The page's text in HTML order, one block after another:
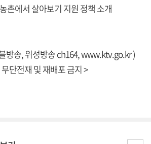
촌에서 살아보기 지원 정책 소개
방송, 위성방송 ch164,www.ktv.go.kr)
단전재 및 재배포 금지 >